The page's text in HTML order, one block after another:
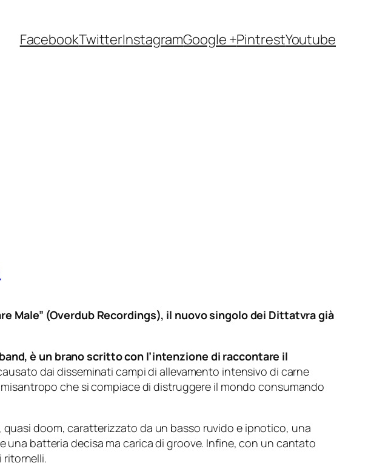
FacebookTwitterInstagramGoogle +PintrestYoutube
Male” (Overdub Recordings), il nuovo singolo dei Dittatvra già
è un brano scritto con l’intenzione di raccontare il
dai disseminati campi di allevamento intensivo di carne
che si compiace di distruggere il mondo consumando
doom, caratterizzato da un basso ruvido e ipnotico, una
batteria decisa ma carica di groove. Infine, con un cantato
ritornelli.